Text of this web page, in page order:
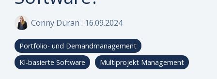
&
risikomanagement
Live-
Vereinbaren
Sie am
besten direkt
einen Termin
Newsletter
Vereinbaren
Sie am
besten direkt
einen Termin
Vereinbaren
Sie am
besten direkt
einen Termin
Conny Düran : 16.09.2024
Portfolio- und Demandmanagement
KI-basierte Software
Multiprojekt Management